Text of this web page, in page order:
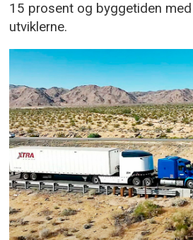
15 prosent og byggetiden
utviklerne.